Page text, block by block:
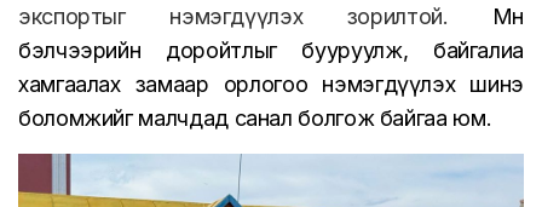
экспортыг нэмэгдүүлэх зорилтой.
Мөн
бэлчээрийн доройтлыг бууруулж, байгалиа
хамгаалах замаар орлогоо нэмэгдүүлэх шинэ
боломжийг малчдад санал болгож байгаа юм.